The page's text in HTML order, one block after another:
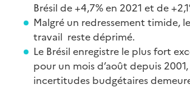
Brésil de +4,7% en 2021 et de
Malgré un redressement timide,
travail reste déprimé.
Le Brésil enregistre le plus fort
pour un mois d’août depuis 2001,
incertitudes budgétaires